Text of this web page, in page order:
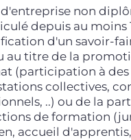
non
depuis au moins
d'un savoir-
au titre de la
(participation à des
collectives,
..) ou de la
de formation
accueil d'apprentis,